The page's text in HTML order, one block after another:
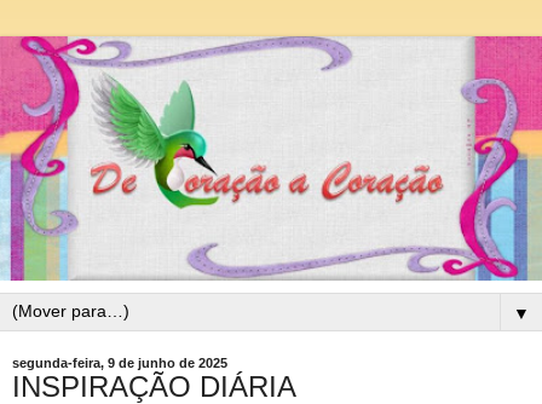
▼
segunda-feira, 9 de junho de 2025
INSPIRAÇÃO DIÁRIA